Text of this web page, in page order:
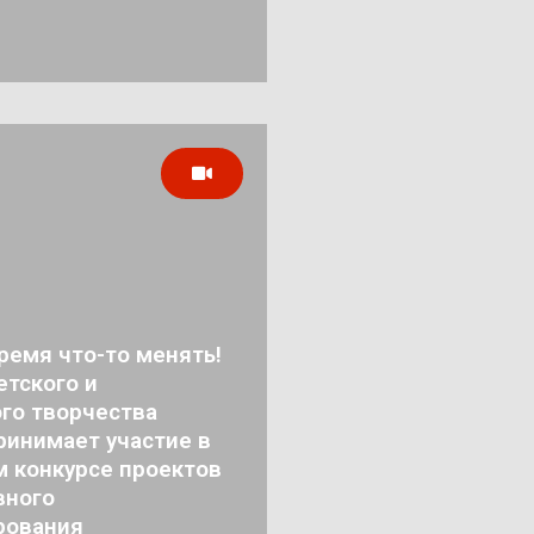
что-то менять!
и
творчества
участие в
конкурсе проектов